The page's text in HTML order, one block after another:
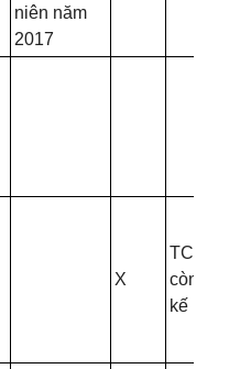
niên năm
2017
X
TCT
còn lỗ
kế